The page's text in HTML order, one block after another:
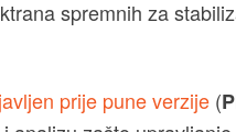
spremnih za
prije pune verzije (